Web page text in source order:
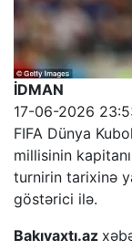
İDMAN
17-06-2026
FIFA Dünya
millisinin
turnirin tarixinə
göstərici ilə.
Bakıvaxtı.az